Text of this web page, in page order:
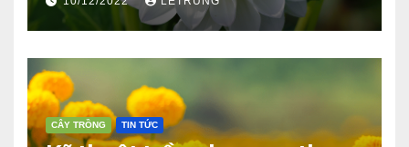
CÂY TRỒNG TIN TỨC